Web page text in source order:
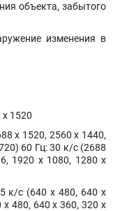
объекта, забытого
изменения в
1520
x 1520, 2560 x 1440,
60 Гц: 30 к/с (2688
1920 x 1080, 1280 x
к/с (640 x 480, 640 x
480, 640 x 360, 320 x